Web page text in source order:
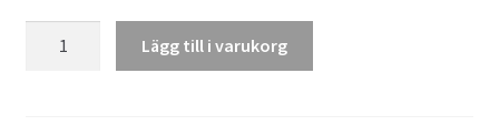
Lägg till i varukorg